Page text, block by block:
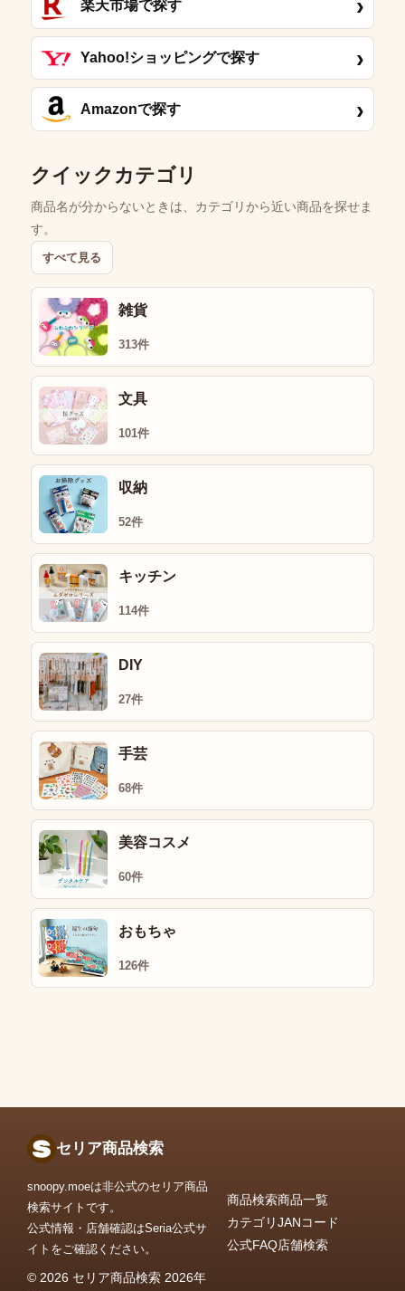
楽天市場で探す ›
Yahoo!ショッピングで探す ›
Amazonで探す ›
クイックカテゴリ
商品名が分からないときは、カテゴリから近い商品を探せま
す。
すべて見る
雑貨
313件
文具
101件
収納
52件
キッチン
114件
DIY
27件
手芸
68件
美容コスメ
60件
おもちゃ
126件
セリア商品検索
snoopy.moeは非公式のセリア商品
検索サイトです。
公式情報・店舗確認はSeria公式サ
イトをご確認ください。
© 2026 セリア商品検索 2026年
商品検索商品一覧
カテゴリJANコード
公式FAQ店舗検索